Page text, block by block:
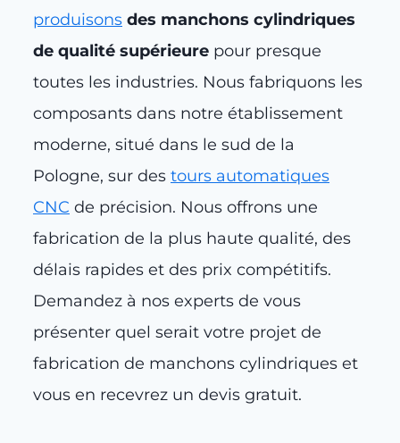
produisons des manchons cylindriques
de qualité supérieure pour presque
toutes les industries. Nous fabriquons les
composants dans notre établissement
moderne, situé dans le sud de la
Pologne, sur des tours automatiques
CNC de précision. Nous offrons une
fabrication de la plus haute qualité, des
délais rapides et des prix compétitifs.
Demandez à nos experts de vous
présenter quel serait votre projet de
fabrication de manchons cylindriques et
vous en recevrez un devis gratuit.